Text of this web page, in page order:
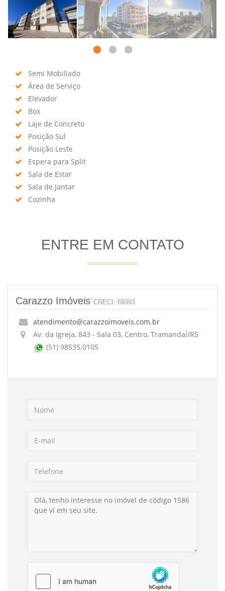
Semi Mobiliado
Área de Serviço
Elevador
Box
Laje de Concreto
Posição Sul
Posição Leste
Espera para Split
Sala de Estar
Sala de Jantar
Cozinha
ENTRE EM CONTATO
Carazzo Imóveis CRECI: 69393
atendimento@carazzoimoveis.com.br
Av. da Igreja, 843 - Sala 03, Centro, Tramandaí/RS
(51) 98535.0105